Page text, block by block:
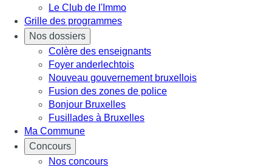
Le Club de l'Immo
Grille des programmes
Nos dossiers
Colère des enseignants
Foyer anderlechtois
Nouveau gouvernement bruxellois
Fusion des zones de police
Bonjour Bruxelles
Fusillades à Bruxelles
Ma Commune
Concours
Nos concours